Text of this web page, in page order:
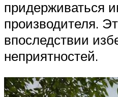
придерживаться
производителя.
впоследствии
неприятностей.